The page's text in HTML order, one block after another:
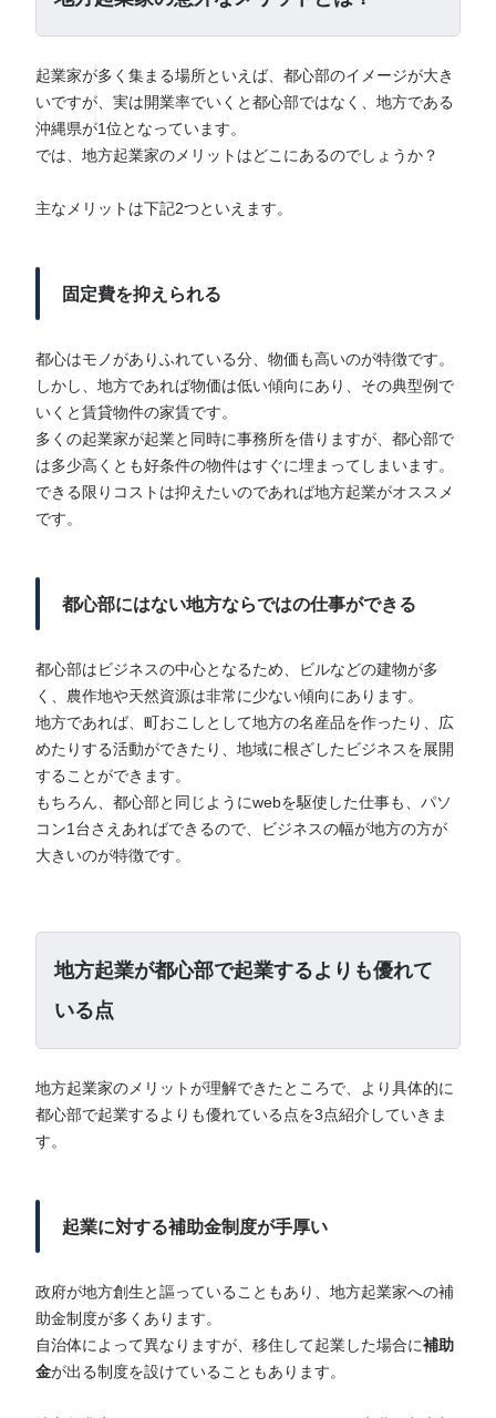
起業家が多く集まる場所といえば、都心部のイメージが大き
いですが、実は開業率でいくと都心部ではなく、地方である
沖縄県が1位となっています。
では、地方起業家のメリットはどこにあるのでしょうか？
主なメリットは下記2つといえます。
固定費を抑えられる
都心はモノがありふれている分、物価も高いのが特徴です。
しかし、地方であれば物価は低い傾向にあり、その典型例で
いくと賃貸物件の家賃です。
多くの起業家が起業と同時に事務所を借りますが、都心部で
は多少高くとも好条件の物件はすぐに埋まってしまいます。
できる限りコストは抑えたいのであれば地方起業がオススメ
です。
都心部にはない地方ならではの仕事ができる
都心部はビジネスの中心となるため、ビルなどの建物が多
く、農作地や天然資源は非常に少ない傾向にあります。
地方であれば、町おこしとして地方の名産品を作ったり、広
めたりする活動ができたり、地域に根ざしたビジネスを展開
することができます。
もちろん、都心部と同じようにwebを駆使した仕事も、パソ
コン1台さえあればできるので、ビジネスの幅が地方の方が
大きいのが特徴です。
地方起業が都心部で起業するよりも優れて
いる点
地方起業家のメリットが理解できたところで、より具体的に
都心部で起業するよりも優れている点を3点紹介していきま
す。
起業に対する補助金制度が手厚い
政府が地方創生と謳っていることもあり、地方起業家への補
助金制度が多くあります。
自治体によって異なりますが、移住して起業した場合に補助
金が出る制度を設けていることもあります。